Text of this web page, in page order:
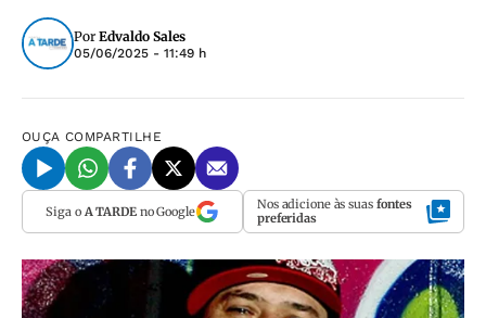
Por Edvaldo Sales
05/06/2025 - 11:49 h
OUÇA COMPARTILHE
Siga o A TARDEno Google Nos adicione às suas fontes
preferidas